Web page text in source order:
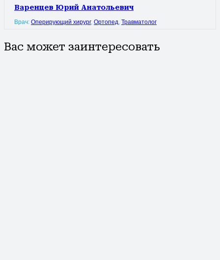
Варенцев Юрий Анатольевич
Врач: Оперирующий хирург, Ортопед, Травматолог
Вас может заинтересовать